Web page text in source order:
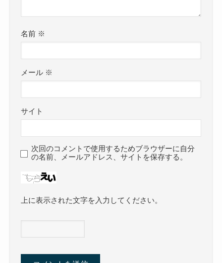
名前 ※
メール ※
サイト
次回のコメントで使用するためブラウザーに自分
の名前、メールアドレス、サイトを保存する。
上に表示された文字を入力してください。